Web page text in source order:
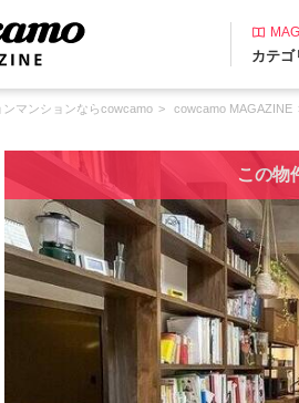
カテゴ
マンションならcowcamo cowcamo MAGAZINE
この物